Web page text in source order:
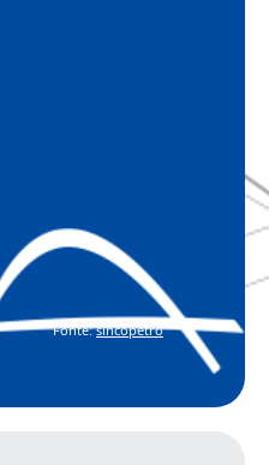
Fonte:sincopetro